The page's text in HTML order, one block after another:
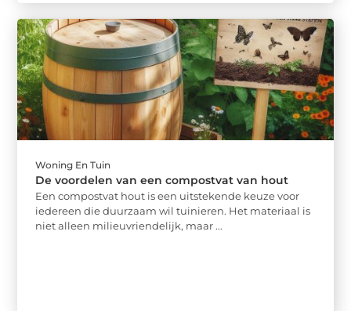
Woning En Tuin
De voordelen van een compostvat van hout
Een compostvat hout is een uitstekende keuze voor
iedereen die duurzaam wil tuinieren. Het materiaal is
niet alleen milieuvriendelijk, maar ...